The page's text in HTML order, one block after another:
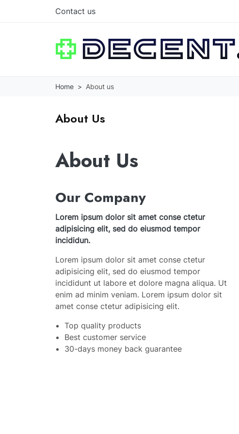
Contact us
Home About us
About Us
About Us
Our Company
Lorem ipsum dolor sit amet conse ctetur
adipisicing elit, sed do eiusmod tempor
incididun.
Lorem ipsum dolor sit amet conse ctetur
adipisicing elit, sed do eiusmod tempor
incididunt ut labore et dolore magna aliqua. Ut
enim ad minim veniam. Lorem ipsum dolor sit
amet conse ctetur adipisicing elit.
Top quality products
Best customer service
30-days money back guarantee